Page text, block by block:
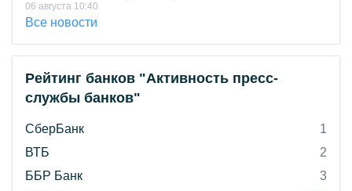
06 августа 10:40
Все новости
Рейтинг банков "Активность пресс-
службы банков"
СберБанк
1
ВТБ
2
ББР Банк
3